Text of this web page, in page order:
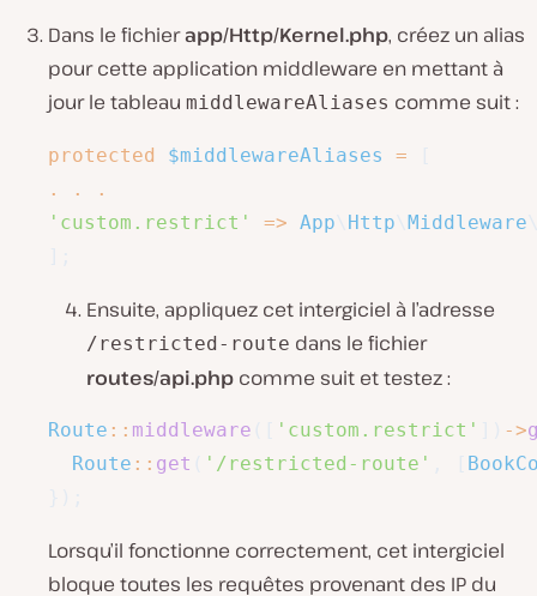
Dans le fichierapp/Http/Kernel.php, créez un alias
pour cette application middleware en mettant à
jour le tableau middlewareAliases comme suit :
protected $middlewareAliases =
.
.
.
'custom.restrict'
=> App Http Middleware
Ensuite, appliquez cet intergiciel à l’adresse
/restricted-route dans le fichier
routes/api.php comme suit et testez :
Route :: middleware 'custom.restrict' ->
Route :: get '/restricted-route'
Lorsqu’il fonctionne correctement, cet intergiciel
bloque toutes les requêtes provenant des IP du